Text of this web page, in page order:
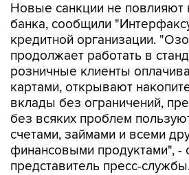
Новые санкции не повлияют
банка, сообщили
кредитной организации.
продолжает работать в
розничные клиенты
картами, открывают
вклады без ограничений,
без всяких проблем
счетами, займами и всеми
финансовыми продуктами", -
представитель пресс-